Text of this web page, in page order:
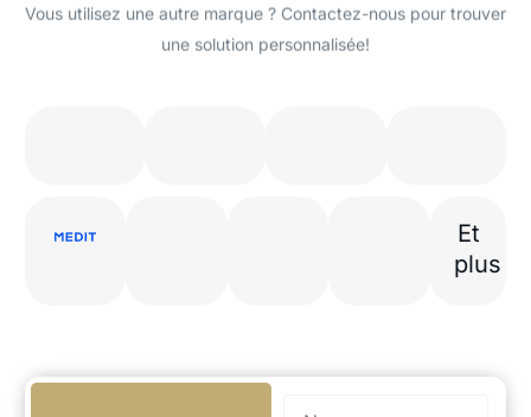
Vous utilisez une autre marque ? Contactez-nous pour trouver
une solution personnalisée!
Et
plus